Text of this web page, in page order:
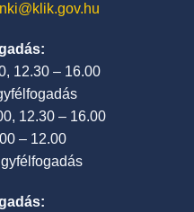
12.30 – 16.00
12.30 – 16.00
– 12.00